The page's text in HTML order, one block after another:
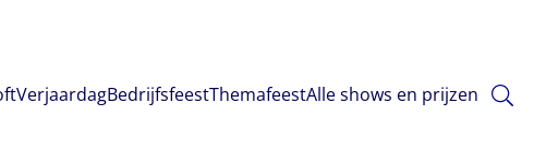
VerjaardagBedrijfsfeestThemafeestAlle shows en prijzen